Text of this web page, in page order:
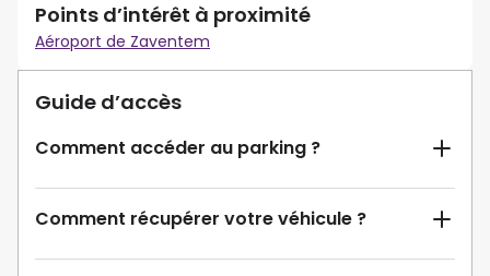
Points d’intérêt à proximité
Aéroport de Zaventem
Guide d’accès
Comment accéder au parking ?
Comment récupérer votre véhicule ?